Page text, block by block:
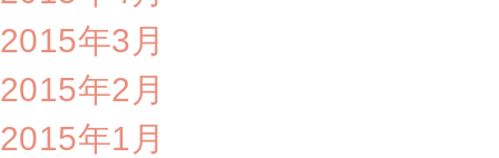
2015年3月
2015年2月
2015年1月